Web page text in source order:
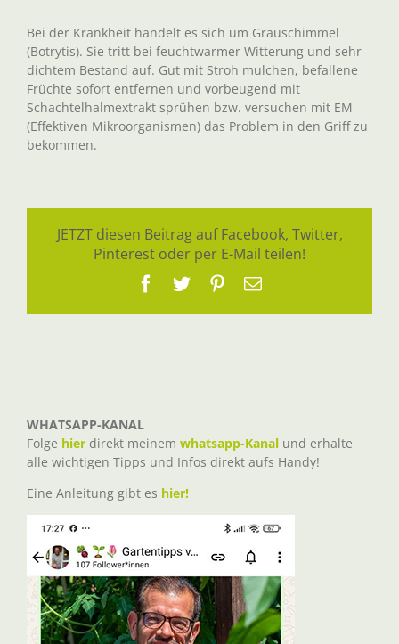
Bei der Krankheit handelt es sich um Grauschimmel
(Botrytis). Sie tritt bei feuchtwarmer Witterung und sehr
dichtem Bestand auf. Gut mit Stroh mulchen, befallene
Früchte sofort entfernen und vorbeugend mit
Schachtelhalmextrakt sprühen bzw. versuchen mit EM
(Effektiven Mikroorganismen) das Problem in den Griff zu
bekommen.
JETZT diesen Beitrag auf Facebook, Twitter,
Pinterest oder per E-Mail teilen!
Facebook
TwitterPinterest
E-
WHATSAPP-KANAL
Folge hier direkt meinem whatsapp-Kanal und erhalte
alle wichtigen Tipps und Infos direkt aufs Handy!
Eine Anleitung gibt es hier!